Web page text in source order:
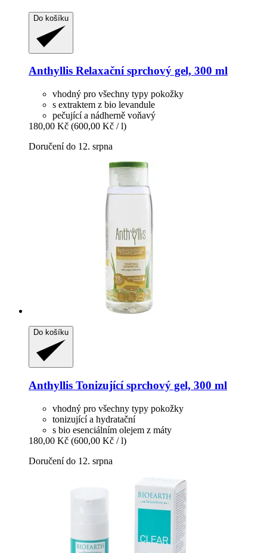
Do košíku
Anthyllis Relaxační sprchový gel, 300 ml
vhodný pro všechny typy pokožky
s extraktem z bio levandule
pečující a nádherně voňavý
180,00 Kč (600,00 Kč / l)
Doručení do 12. srpna
Do košíku
Anthyllis Tonizující sprchový gel, 300 ml
vhodný pro všechny typy pokožky
tonizující a hydratační
s bio esenciálním olejem z máty
180,00 Kč (600,00 Kč / l)
Doručení do 12. srpna